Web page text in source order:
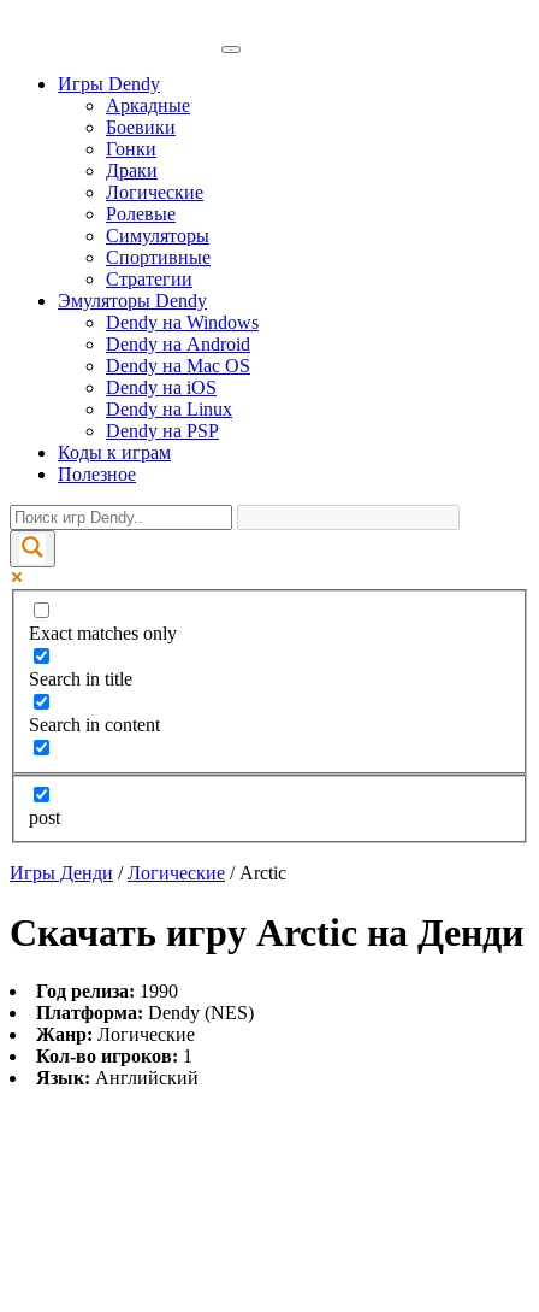
Игры Dendy
Аркадные
Боевики
Гонки
Драки
Логические
Ролевые
Симуляторы
Спортивные
Стратегии
Эмуляторы Dendy
Dendy на Windows
Dendy на Android
Dendy на Mac OS
Dendy на iOS
Dendy на Linux
Dendy на PSP
Коды к играм
Полезное
Exact matches only
Search in title
Search in content
post
Игры Денди /Логические / Arctic
Скачать игру Arctic на Денди
Год релиза: 1990
Платформа: Dendy (NES)
Жанр: Логические
Кол-во игроков: 1
Язык: Английский